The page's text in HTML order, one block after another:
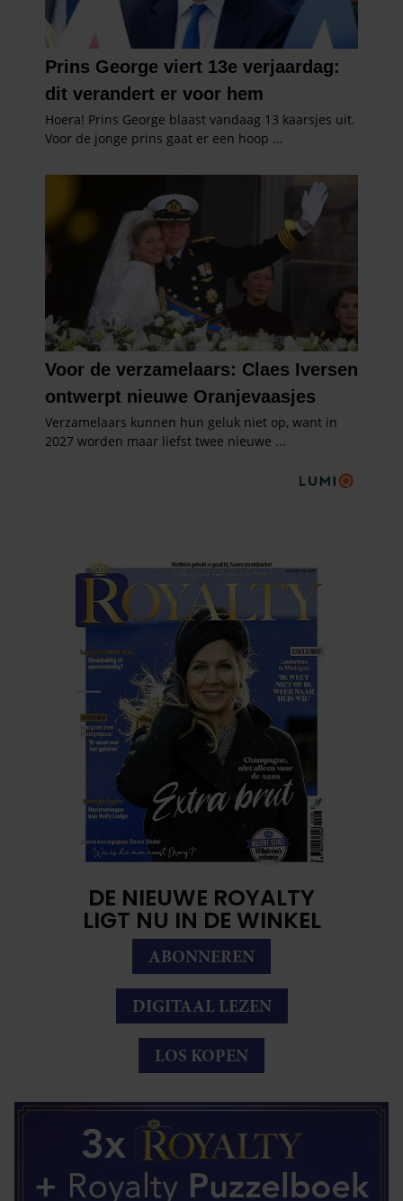
DE NIEUWE ROYALTY
LIGT NU IN DE WINKEL
ABONNEREN
DIGITAAL LEZEN
LOS KOPEN